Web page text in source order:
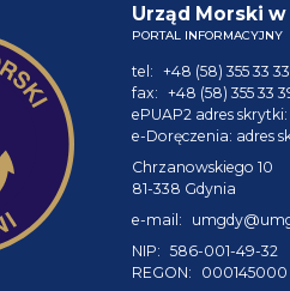
Urząd Morski w
PORTAL INFORMACYJNY
tel: +48 (58) 355 33 33
fax: +48 (58) 355 33
ePUAP2 adres skrytki:
e-Doręczenia: adres
Chrzanowskiego 10
81-338 Gdynia
e-mail:
NIP: 586-001-49-32
REGON:
000145000